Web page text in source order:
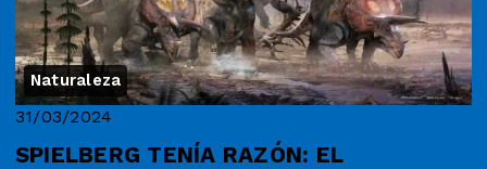
Naturaleza
31/03/2024
SPIELBERG TENÍA RAZÓN: EL